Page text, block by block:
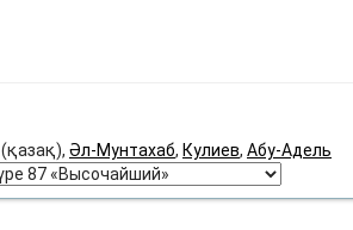
(қазақ), Әл-Мунтахаб, Кулиев, Абу-Адель